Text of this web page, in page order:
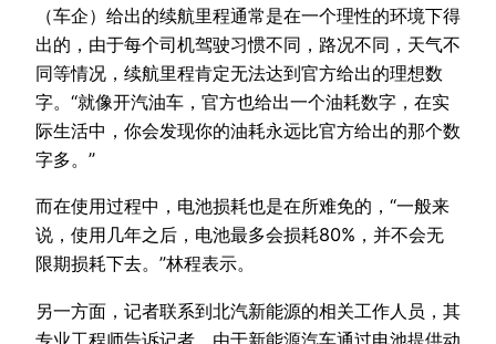
（车企）给出的续航里程通常是在一个理性的环境下得
出的，由于每个司机驾驶习惯不同，路况不同，天气不
同等情况，续航里程肯定无法达到官方给出的理想数
字。“就像开汽油车，官方也给出一个油耗数字，在实
际生活中，你会发现你的油耗永远比官方给出的那个数
字多。”
而在使用过程中，电池损耗也是在所难免的，“一般来
说，使用几年之后，电池最多会损耗80%，并不会无
限期损耗下去。”林程表示。
另一方面，记者联系到北汽新能源的相关工作人员，其
专业工程师告诉记者，由于新能源汽车通过电池提供动